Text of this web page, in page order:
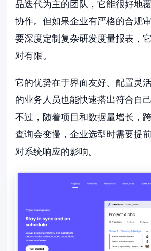
品迭代为主的团队，它能很好地
协作。但如果企业有严格的合规
要深度定制复杂研发度量报表，
对有限。
它的优势在于界面友好、配置灵
的业务人员也能快速搭出符合自
不过，随着项目和数据量增长，
查询会变慢，企业选型时需要提
对系统响应的影响。